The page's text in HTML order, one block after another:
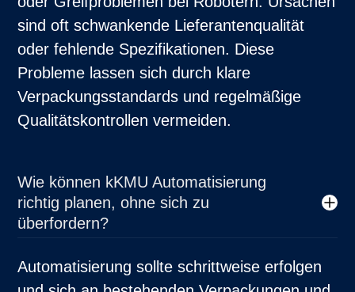
sind oft schwankende Lieferantenqualität
oder fehlende Spezifikationen. Diese
Probleme lassen sich durch klare
Verpackungsstandards und regelmäßige
Qualitätskontrollen vermeiden.
Wie können kKMU Automatisierung
richtig planen, ohne sich zu
überfordern?
Automatisierung sollte schrittweise erfolgen